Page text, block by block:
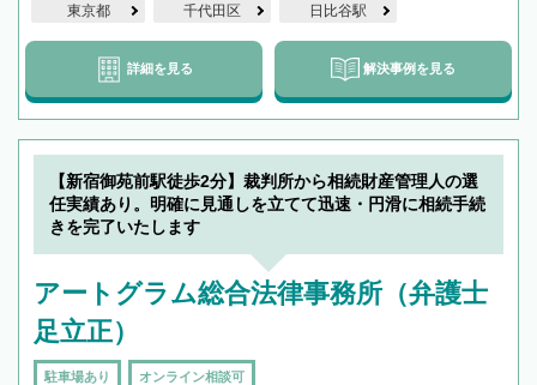
東京都 千代田区 日比谷駅
詳細を見る 解決事例を見る
【新宿御苑前駅徒歩2分】裁判所から相続財産管理人の選
任実績あり。明確に見通しを立てて迅速・円滑に相続手続
きを完了いたします
アートグラム総合法律事務所（弁護士
足立正）
駐車場あり オンライン相談可